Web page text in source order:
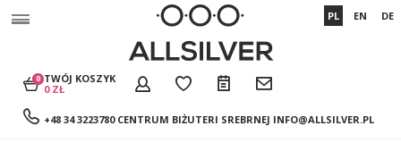
+48 34 3223780 CENTRUM BIŻUTERI SREBRNEJ INFO@ALLSILVER.PL
TWÓJ KOSZYK
0 ZŁ
0
PL EN DE